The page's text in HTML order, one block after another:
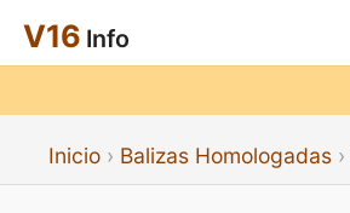
V16 Info
Inicio Balizas Homologadas